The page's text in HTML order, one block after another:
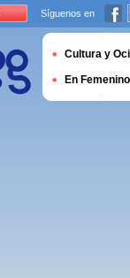
Síguenos en
Cultura y
En Femenino